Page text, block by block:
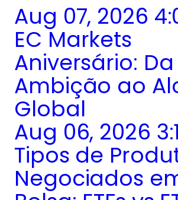
Aug 07, 2026
EC Markets
Aniversário: Da
Ambição ao
Global
Aug 06, 2026
Tipos de
Negociados